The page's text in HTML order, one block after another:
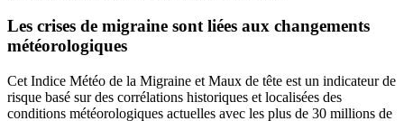
Les crises de migraine sont liées aux changements
météorologiques
Cet Indice Météo de la Migraine et Maux de tête est un indicateur de
risque basé sur des corrélations historiques et localisées des
conditions météorologiques actuelles avec les plus de 30 millions de